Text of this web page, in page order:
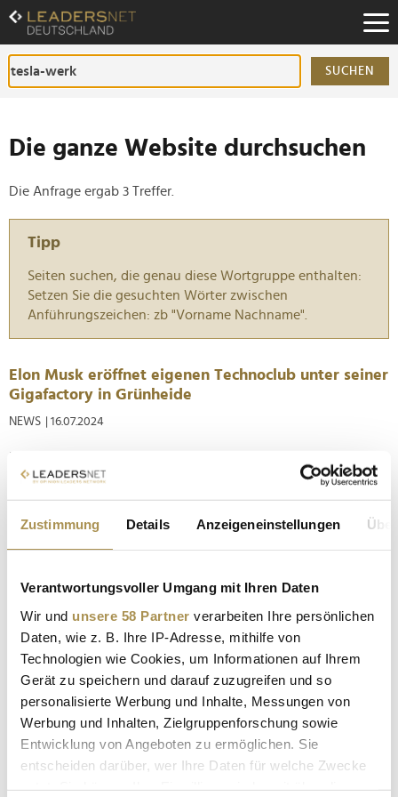
Zustimmung Details Anzeigeneinstellungen
Verantwortungsvoller Umgang mit Ihren Daten
Wir und unsere 58 Partner verarbeiten Ihre persönlichen
Daten, wie z. B. Ihre IP-Adresse, mithilfe von
Technologien wie Cookies, um Informationen auf Ihrem
Gerät zu speichern und darauf zuzugreifen und so
personalisierte Werbung und Inhalte, Messungen von
Werbung und Inhalten, Zielgruppenforschung sowie
Entwicklung von Angeboten zu ermöglichen. Sie
entscheiden darüber, wer Ihre Daten für welche Zwecke
Zum
Inhalt
Zur
Fußzeilen-
Navigation
SUCHEN
Die ganze Website durchsuchen
Die Anfrage ergab 3 Treffer.
Tipp
Seiten suchen, die genau diese Wortgruppe enthalten:
Setzen Sie die gesuchten Wörter zwischen
Anführungszeichen: zb "Vorname Nachname".
Elon Musk eröffnet eigenen Technoclub unter seiner
Gigafactory in Grünheide
NEWS | 16.07.2024
Der umtriebige Tesla-Chef hat offenbar einen neuen Bereich
für sich entdeckt: die Clubkultur. Unter der Tesla-Fabrik in
eröffnet. Bereits 2020 hatte Musk auf Twitter die Idee eines
Clubs in der neuen Tesla-Fabrik in Brandenburg vorgestellt.
Nun...
Tesla plant erschwingliches Elektroauto für
Deutschland
NEWS | 07.11.2023
erschwinglichen Elektroautos in seiner deutschen
Gigafactory in Grünheide. Nach Informationen vom
Tagespiegel/Reuters , soll das neue Einstiegsmodell nur
25.000 Euro kosten. Wie Reuters berichtet, hat dies Tesla-
Chef Elon Musk während...